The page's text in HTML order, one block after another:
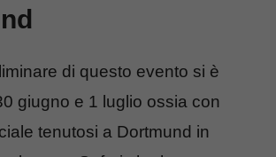
di questo evento si è
giugno e 1 luglio ossia con
tenutosi a Dortmund in